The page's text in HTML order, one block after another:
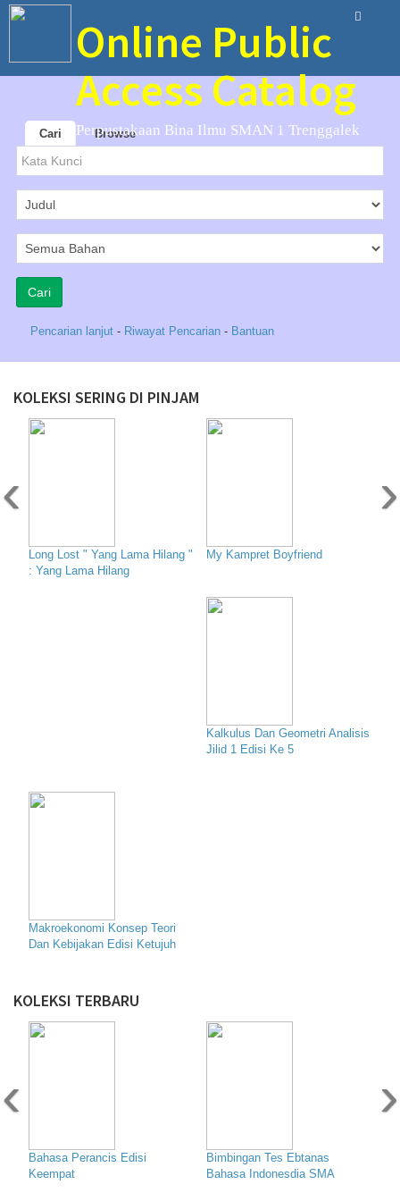
Online Public
Access Catalog
Perpustakaan Bina Ilmu SMAN 1 Trenggalek
Cari Browse
Pencarian lanjut - Riwayat Pencarian - Bantuan
KOLEKSI SERING DI PINJAM
Long Lost " Yang Lama Hilang "
: Yang Lama Hilang
My Kampret Boyfriend
Kalkulus Dan Geometri Analisis
Jilid 1 Edisi Ke 5
Makroekonomi Konsep Teori
Dan Kebijakan Edisi Ketujuh
‹ ›
KOLEKSI TERBARU
Bahasa Perancis Edisi
Keempat
Bimbingan Tes Ebtanas
Bahasa Indonesdia SMA
‹ ›